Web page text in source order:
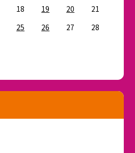
18 19 20
21
25 26 27
28